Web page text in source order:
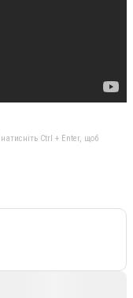
Ctrl + Enter, щоб